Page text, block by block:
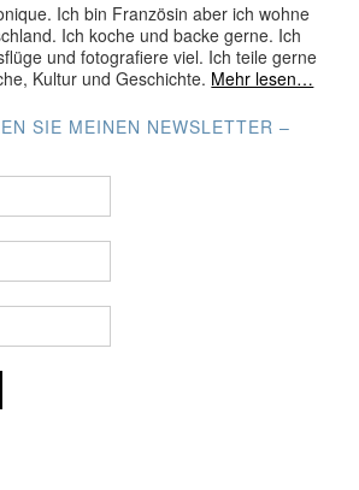
Ich bin Französin aber ich wohne
Ich koche und backe gerne. Ich
und fotografiere viel. Ich teile gerne
Kultur und Geschichte. Mehr lesen…
SIE MEINEN NEWSLETTER –